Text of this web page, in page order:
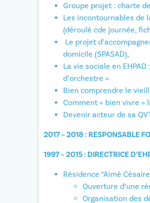
Groupe projet : charte
Les incontournables de
(déroulé cde journée,
Le projet
domicile (SPASAD),
La vie sociale en
d’orchestre »
Bien comprendre le
Comment « bien vivre »
Devenir acteur de sa
2017 – 2018 : RESPONSABLE
1997 – 2015 : DIRECTRICE
Résidence “Aimé
Ouverture d’une
Organisation des